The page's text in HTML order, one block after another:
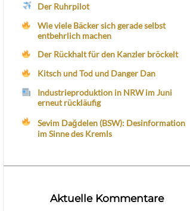
Der Ruhrpilot
Wie viele Bäcker sich gerade selbst
entbehrlich machen
Der Rückhalt für den Kanzler bröckelt
Kitsch und Tod und Danger Dan
Industrieproduktion in NRW im Juni
erneut rückläufig
Sevim Dağdelen (BSW): Desinformation
im Sinne des Kremls
Aktuelle Kommentare